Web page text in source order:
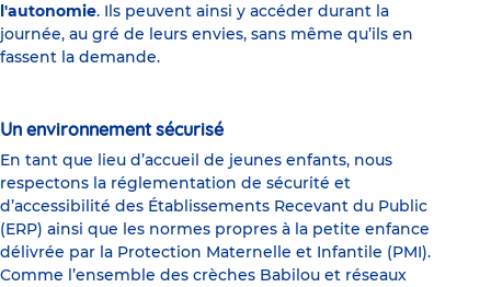
l'autonomie. Ils peuvent ainsi y accéder durant la
journée, au gré de leurs envies, sans même qu’ils en
fassent la demande.
Un environnement sécurisé
En tant que lieu d’accueil de jeunes enfants, nous
respectons la réglementation de sécurité et
d’accessibilité des Établissements Recevant du Public
(ERP) ainsi que les normes propres à la petite enfance
délivrée par la Protection Maternelle et Infantile (PMI).
Comme l’ensemble des crèches Babilou et réseaux